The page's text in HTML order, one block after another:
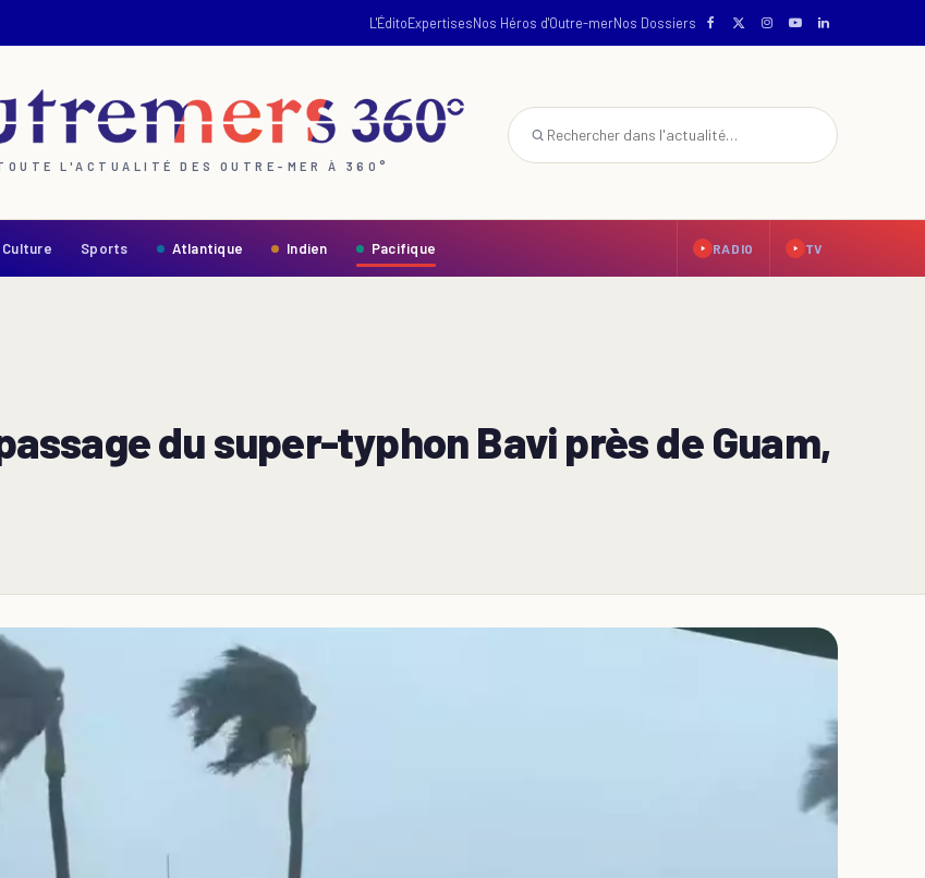
L'ÉditoExpertisesNos Héros d'Outre-merNos Dossiers
L'ACTUALITÉ DES OUTRE-MER À 360°
Culture Sports Atlantique Indien Pacifique RADIO TV
du super-typhon Bavi près de Guam,